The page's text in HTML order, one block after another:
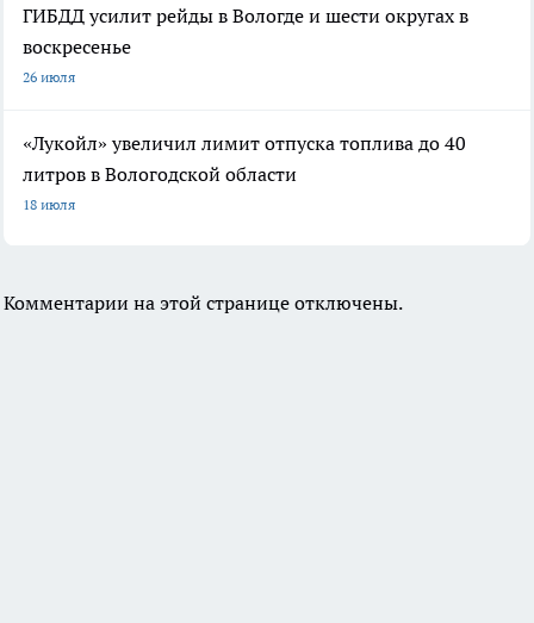
ГИБДД усилит рейды в Вологде и шести округах в
воскресенье
26 июля
«Лукойл» увеличил лимит отпуска топлива до 40
литров в Вологодской области
18 июля
Комментарии на этой странице отключены.